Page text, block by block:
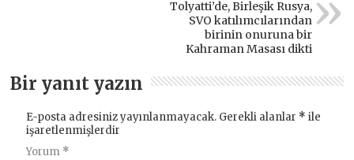
Tolyatti’de, Birleşik Rusya,
SVO katılımcılarından
birinin onuruna bir
Kahraman Masası dikti
Bir yanıt yazın
E-posta adresiniz yayınlanmayacak. Gerekli alanlar * ile
işaretlenmişlerdir
Yorum *